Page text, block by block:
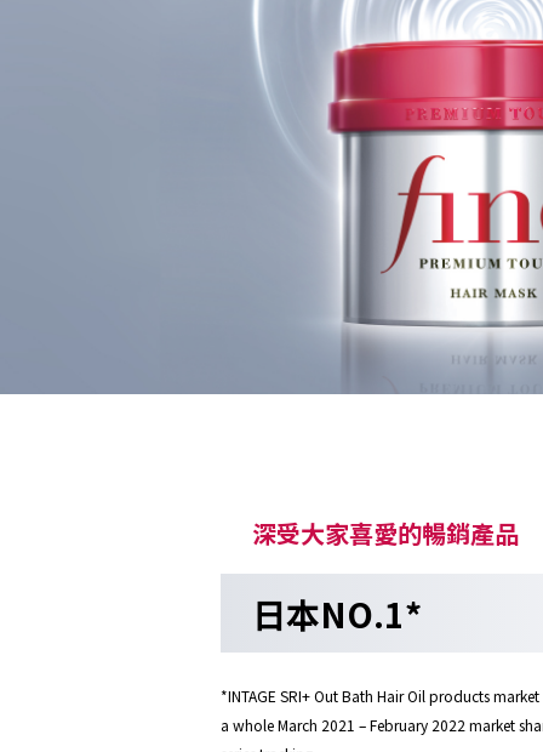
深受大家喜愛的暢銷產品
日本NO.1*
*INTAGE SRI+ Out Bath Hair Oil products
a whole March 2021 – February 2022 market